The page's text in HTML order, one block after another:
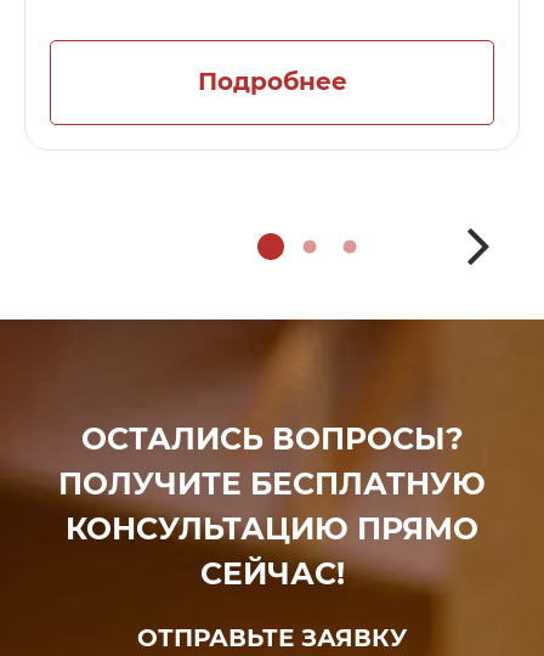
Подробнее
ОСТАЛИСЬ ВОПРОСЫ?
ПОЛУЧИТЕ БЕСПЛАТНУЮ
КОНСУЛЬТАЦИЮ ПРЯМО
СЕЙЧАС!
ОТПРАВЬТЕ ЗАЯВКУ